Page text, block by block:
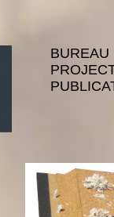
BUREAU